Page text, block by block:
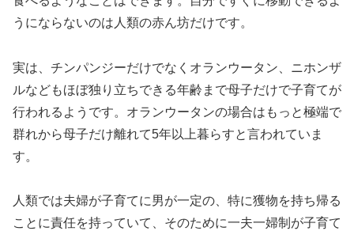
うにならないのは人類の赤ん坊だけです。
実は、チンパンジーだけでなくオランウータン、ニホンザ
ルなどもほぼ独り立ちできる年齢まで母子だけで子育てが
行われるようです。オランウータンの場合はもっと極端で
群れから母子だけ離れて5年以上暮らすと言われていま
す。
人類では夫婦が子育てに男が一定の、特に獲物を持ち帰る
ことに責任を持っていて、そのために一夫一婦制が子育て